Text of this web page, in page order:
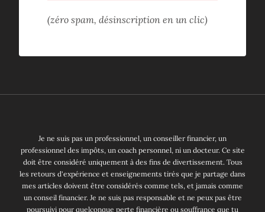
(zéro spam, désinscription en un clic)
Je ne suis pas un professionnel, un conseiller financier, un
professionnel des impôts, un coach personnel, ni un docteur. Ce site
doit être considéré uniquement à des fins de divertissement. Tous
les retours d'expérience et enseignements tirés que je partage dans
mes articles doivent être considérés comme tels, et jamais comme
un conseil financier. Je ne suis pas responsable et ne peux pas être
poursuivi pour quelconque perte financière ou souffrance que tu